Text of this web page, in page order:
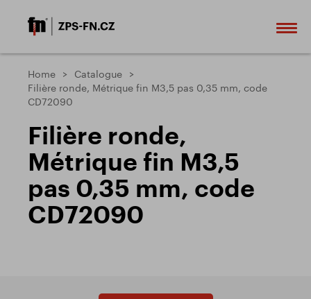
Home
Catalogue
Filière ronde, Métrique fin M3,5 pas 0,35 mm, code
CD72090
Filière ronde,
Métrique fin M3,5
pas 0,35 mm, code
CD72090